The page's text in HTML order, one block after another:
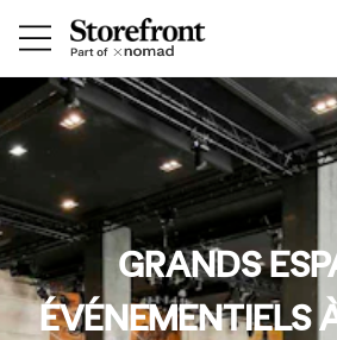
GRANDS
ÉVÉNEMENTIELS